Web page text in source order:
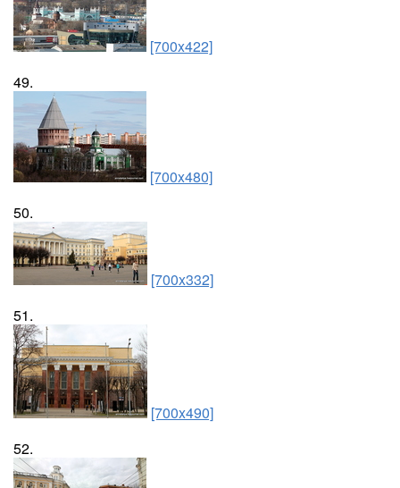
[700x422]
49.
[700x480]
50.
[700x332]
51.
[700x490]
52.